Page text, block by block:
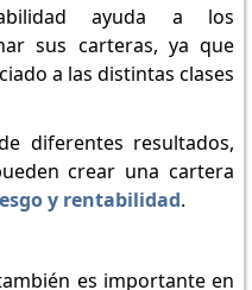
ayuda a los
sus carteras, ya que
a las distintas clases
diferentes resultados,
crear una cartera
y rentabilidad.
es importante en